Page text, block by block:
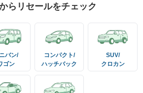
らリセールをチェック
バン/
ゴン
コンパクト/
ハッチバック
SUV/
クロカン